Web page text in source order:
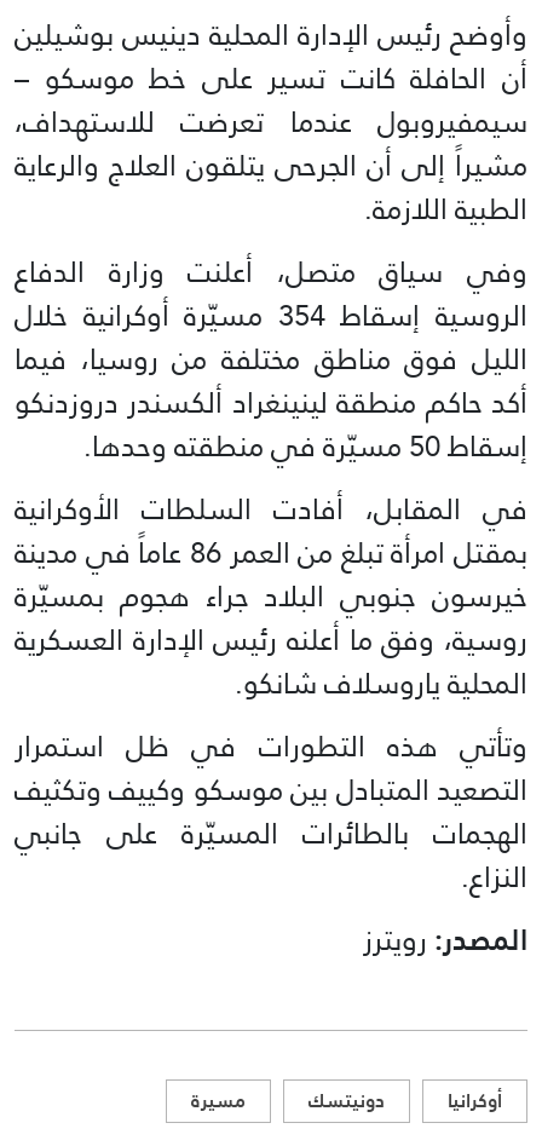
وأوضح رئيس الإدارة المحلية دينيس بوشيلين
أن الحافلة كانت تسير على خط موسكو –
سيمفيروبول عندما تعرضت للاستهداف،
مشيراً إلى أن الجرحى يتلقون العلاج والرعاية
الطبية اللازمة.
وفي سياق متصل، أعلنت وزارة الدفاع
الروسية إسقاط 354 مسيّرة أوكرانية خلال
الليل فوق مناطق مختلفة من روسيا، فيما
أكد حاكم منطقة لينينغراد ألكسندر دروزدنكو
إسقاط 50 مسيّرة في منطقته وحدها.
في المقابل، أفادت السلطات الأوكرانية
بمقتل امرأة تبلغ من العمر 86 عاماً في مدينة
خيرسون جنوبي البلاد جراء هجوم بمسيّرة
روسية، وفق ما أعلنه رئيس الإدارة العسكرية
المحلية ياروسلاف شانكو.
وتأتي هذه التطورات في ظل استمرار
التصعيد المتبادل بين موسكو وكييف وتكثيف
الهجمات بالطائرات المسيّرة على جانبي
النزاع.
المصدر: رويترز
أوكرانيا دونيتسك مسيرة